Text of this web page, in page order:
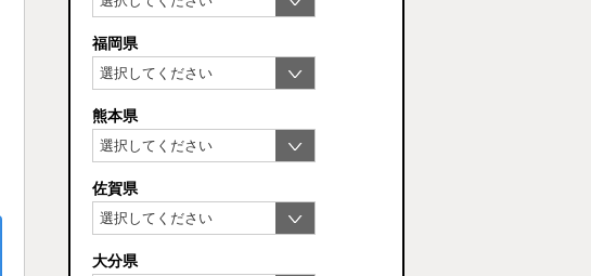
福岡県
熊本県
佐賀県
大分県